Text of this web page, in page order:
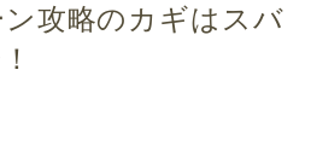
攻略のカギはスバ